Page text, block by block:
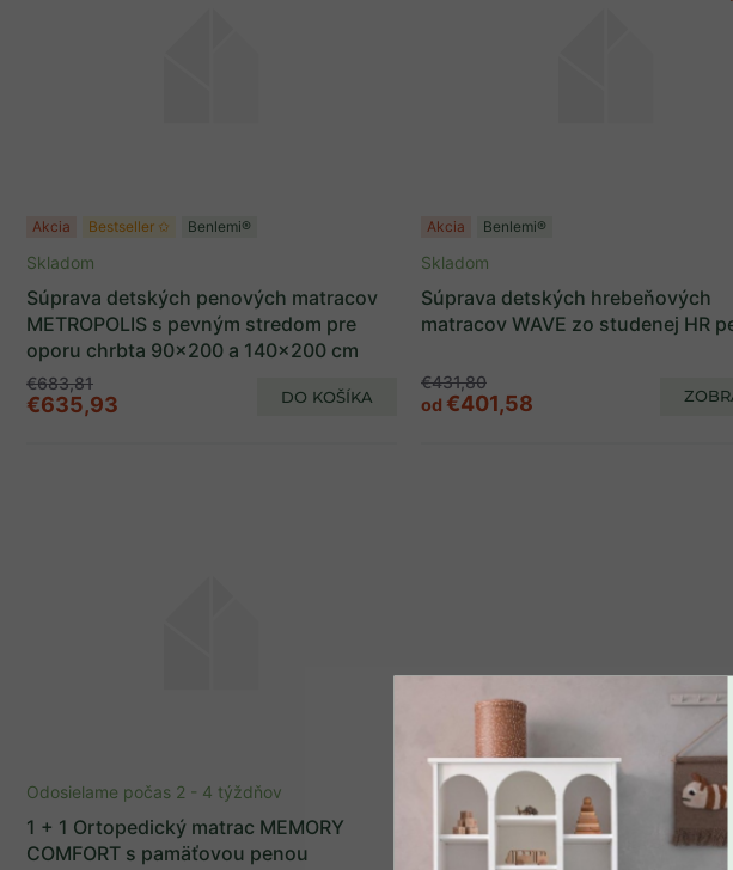
Nech sa v Benlemi
súbormicookies
. Len
vám u nás páči a
Akcia Bestseller ✩ Benlemi®
Súprava detských penových matracov
METROPOLIS s pevným stredom pre
oporu chrbta 90x200 a 140x200 cm
Skladom
€683,81
€635,93 DO KOŠÍKA
Akcia Benlemi®
Súprava detských hrebeňových
matracov WAVE zo studenej HR
Skladom
€431,80
od €401,58
1 + 1 Ortopedický matrac MEMORY
COMFORT s pamäťovou penou
Odosielame počas 2 - 4 týždňov